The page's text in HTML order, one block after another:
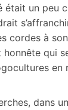
un peu
cordes à
qui
dans